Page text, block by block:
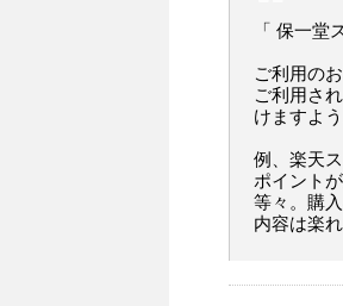
「 保一
ご利用の
ご利用さ
けますよ
例、楽天
ポイント
等々。購
内容は楽